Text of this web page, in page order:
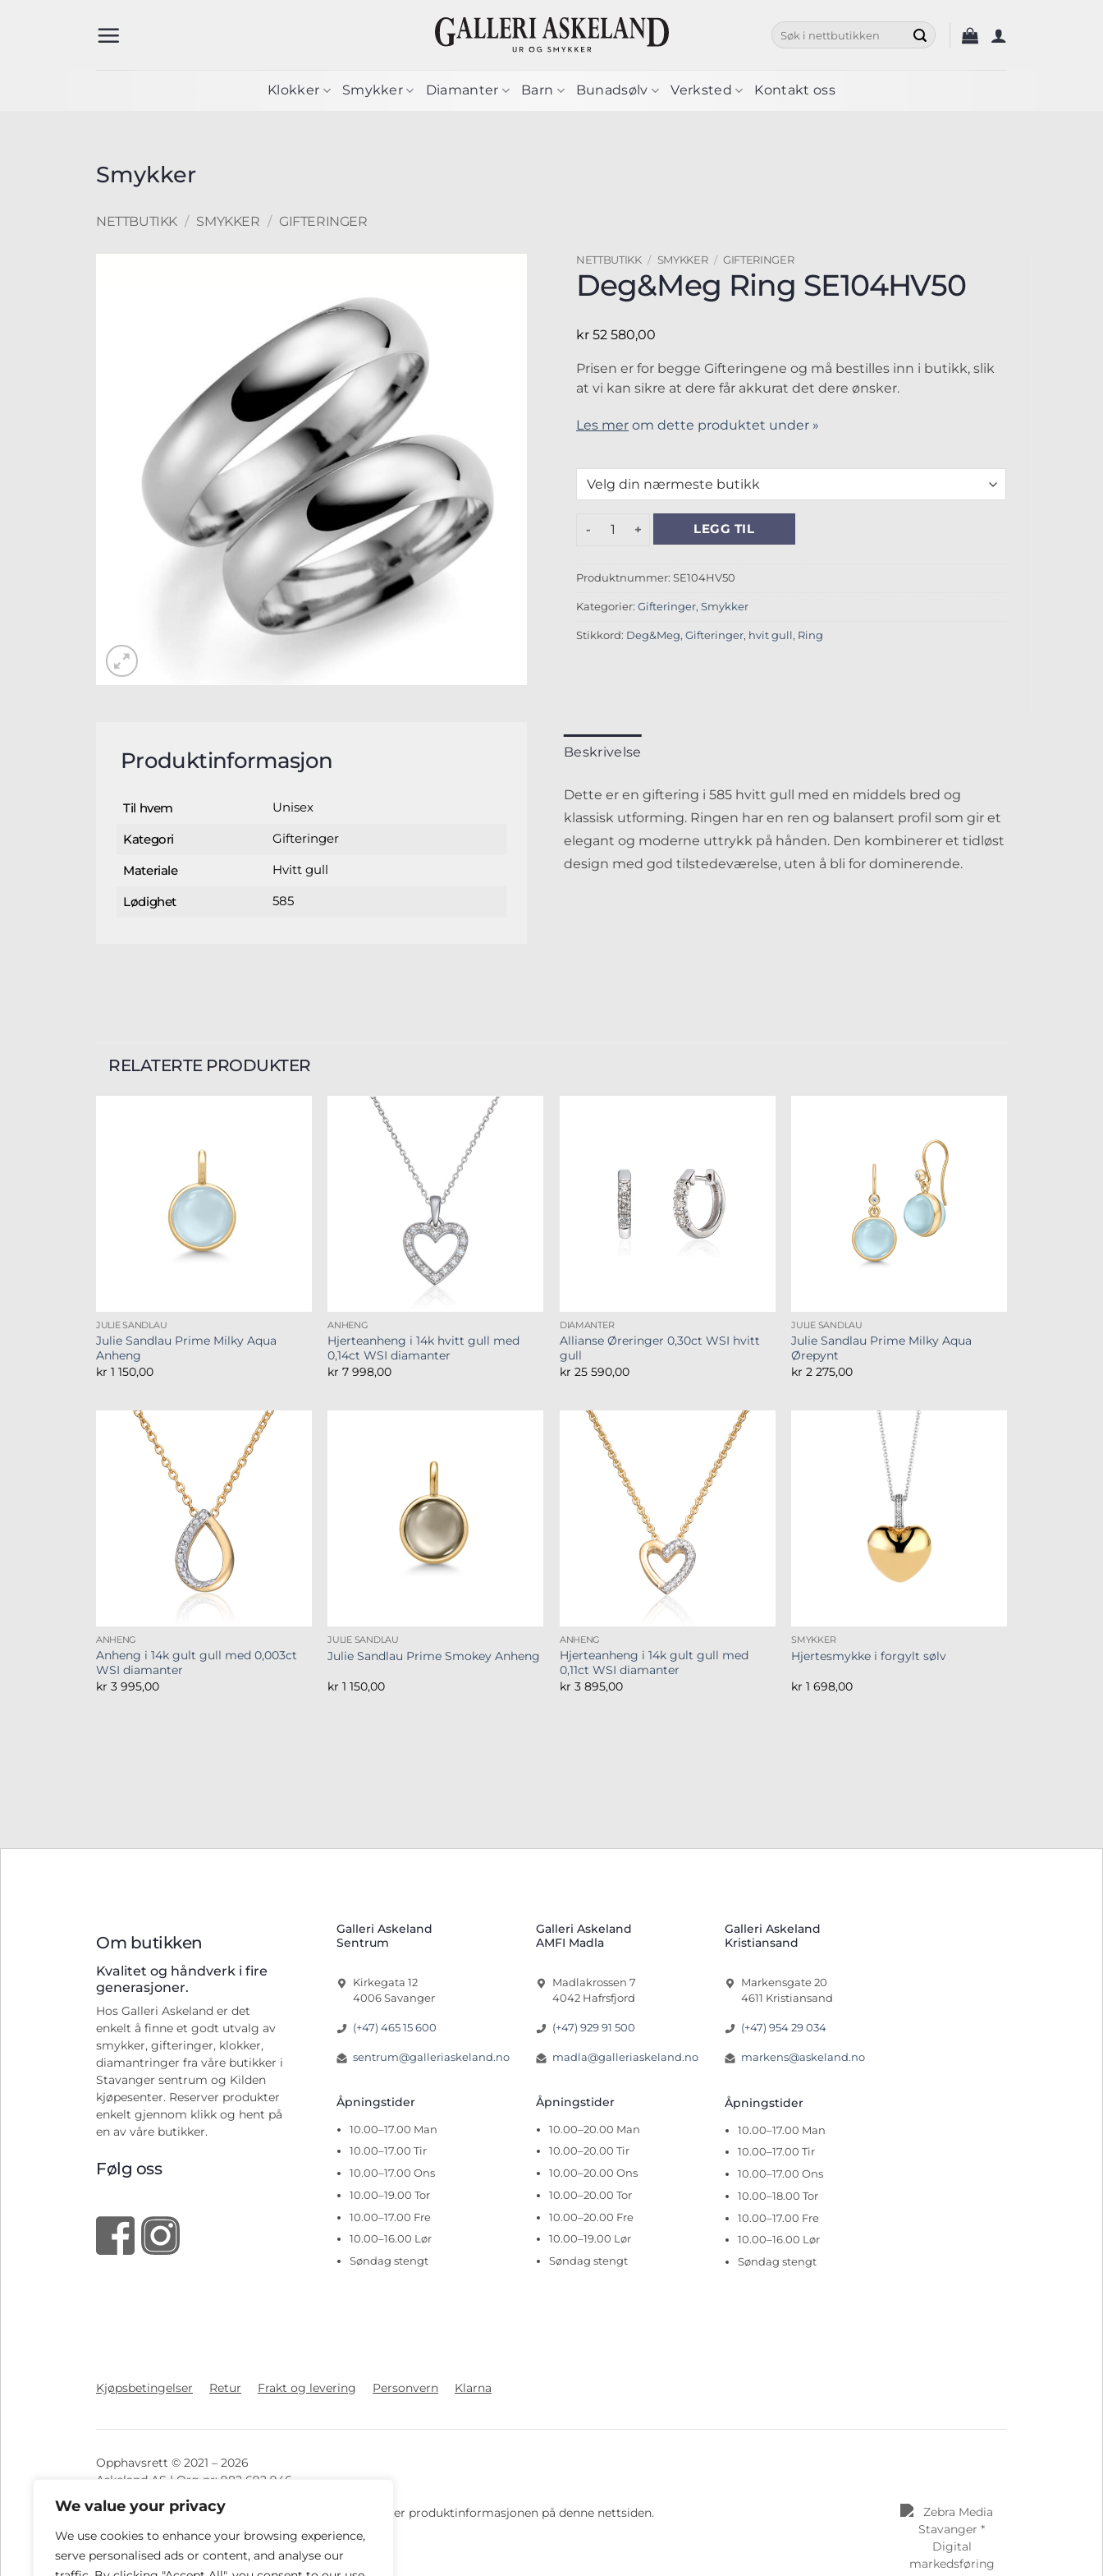
We value your privacy
We use cookies to enhance your browsing experience,
serve personalised ads or content, and analyse our
Søk
etter:
Klokker Smykker Diamanter Barn Bunadsølv Verksted Kontakt oss
Smykker
NETTBUTIKK / SMYKKER / GIFTERINGER
NETTBUTIKK / SMYKKER / GIFTERINGER
Deg&Meg Ring SE104HV50
kr 52 580,00
Prisen er for begge Gifteringene og må bestilles inn i butikk, slik
at vi kan sikre at dere får akkurat det dere ønsker.
Les mer om dette produktet under »
Deg&Meg Ring SE104HV50 antall
LEGG TIL
Produktnummer: SE104HV50
Kategorier: Gifteringer, Smykker
Stikkord: Deg&Meg, Gifteringer, hvit gull, Ring
Produktinformasjon
Til hvem Unisex
Kategori Gifteringer
Materiale Hvitt gull
Lødighet 585
Beskrivelse
Dette er en giftering i 585 hvitt gull med en middels bred og
klassisk utforming. Ringen har en ren og balansert profil som gir et
elegant og moderne uttrykk på hånden. Den kombinerer et tidløst
design med god tilstedeværelse, uten å bli for dominerende.
RELATERTE PRODUKTER
JULIE SANDLAU
Julie Sandlau Prime Milky Aqua
Anheng
kr 1 150,00
ANHENG
Hjerteanheng i 14k hvitt gull med
0,14ct WSI diamanter
kr 7 998,00
DIAMANTER
Allianse Øreringer 0,30ct WSI hvitt
gull
kr 25 590,00
JULIE SANDLAU
Julie Sandlau Prime Milky Aqua
Ørepynt
kr 2 275,00
ANHENG
Anheng i 14k gult gull med 0,003ct
WSI diamanter
kr 3 995,00
JULIE SANDLAU
Julie Sandlau Prime Smokey Anheng
kr 1 150,00
ANHENG
Hjerteanheng i 14k gult gull med
0,11ct WSI diamanter
kr 3 895,00
SMYKKER
Hjertesmykke i forgylt sølv
kr 1 698,00
Om butikken
Kvalitet og håndverk i fire
generasjoner.
Hos Galleri Askeland er det
enkelt å finne et godt utvalg av
smykker, gifteringer, klokker,
diamantringer fra våre butikker i
Stavanger sentrum og Kilden
kjøpesenter. Reserver produkter
enkelt gjennom klikk og hent på
en av våre butikker.
Følg oss
Galleri Askeland
Sentrum
Kirkegata 12
4006 Savanger
(+47) 465 15 600
sentrum@galleriaskeland.no
Åpningstider
10.00–17.00 Man
10.00–17.00 Tir
10.00–17.00 Ons
10.00–19.00 Tor
10.00–17.00 Fre
10.00–16.00 Lør
Søndag stengt
Galleri Askeland
AMFI Madla
Madlakrossen 7
4042 Hafrsfjord
(+47) 929 91 500
madla@galleriaskeland.no
Åpningstider
10.00–20.00 Man
10.00–20.00 Tir
10.00–20.00 Ons
10.00–20.00 Tor
10.00–20.00 Fre
10.00–19.00 Lør
Søndag stengt
Galleri Askeland
Kristiansand
Markensgate 20
4611 Kristiansand
(+47) 954 29 034
markens@askeland.no
Åpningstider
10.00–17.00 Man
10.00–17.00 Tir
10.00–17.00 Ons
10.00–18.00 Tor
10.00–17.00 Fre
10.00–16.00 Lør
Søndag stengt
Kjøpsbetingelser Retur Frakt og levering Personvern Klarna
Opphavsrett © 2021 – 2026
Askeland AS | Org nr: 982 692 946
Vi tar forbehold ved eventuelle feil knyttet til pris eller produktinformasjonen på denne nettsiden.